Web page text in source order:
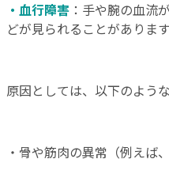
・血行障害 ：手や腕の血流
どが見られることがあります
原因としては、以下のよう
・骨や筋肉の異常（例えば